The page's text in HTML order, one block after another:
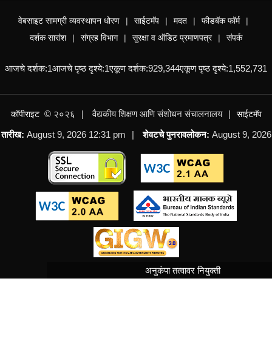
अनुकंपा तत्वावर नियुक्ती
Summer 2026 II Round Not Eligible List
04/08/26
NEW
Summer 2026 II Round merit list 04/08/26
कागदपत्र पडताळणीच्या 1ल्या व 2ऱ्या फेरीतील पात्र व
अपात्र उमेदवारांची यादी
NEW
वेबसाइट सामग्री व्यवस्थापन धोरण साईटमॅप मदत
फीडबॅक फॉर्म
दर्शक सारांश
संग्रह विभाग सुरक्षा व ऑडिट प्रमाणपत्र संपर्क
आजचे दर्शक:1आजचे पृष्ठ दृश्ये:1एकूण दर्शक:929,344एकूण पृष्ठ दृश्ये:1,552,731
कॉपीराइट© २०२६ वैद्यकीय शिक्षण आणि संशोधन संचालनालय साईटमॅप
तारीख: August 9, 2026 12:31 pm शेवटचे पुनरावलोकन: August 9, 2026